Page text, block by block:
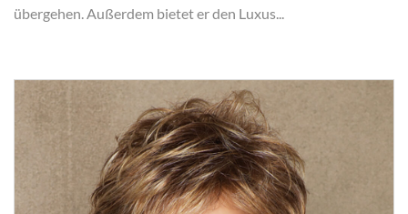
übergehen. Außerdem bietet er den Luxus...